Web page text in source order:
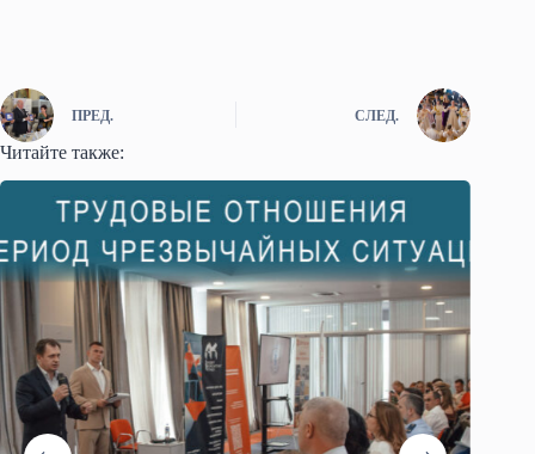
ПРЕД. СЛЕД.
Читайте также: